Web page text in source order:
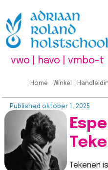
vwo | havo | vmbo-t
Home Winkel
Published oktober 1, 2025
Tekenen